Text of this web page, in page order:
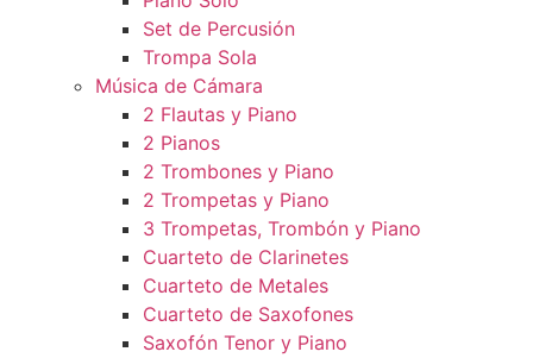
Set de Percusión
Trompa Sola
Música de Cámara
2 Flautas y Piano
2 Pianos
2 Trombones y Piano
2 Trompetas y Piano
3 Trompetas, Trombón y Piano
Cuarteto de Clarinetes
Cuarteto de Metales
Cuarteto de Saxofones
Saxofón Tenor y Piano